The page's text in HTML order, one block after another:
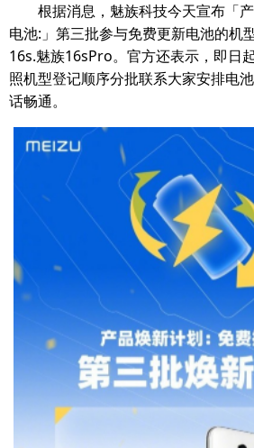
根据消息，魅族科技今天宣布「产
电池:」第三批参与免费更新电池的机
16s.魅族16sPro。官方还表示，即日
照机型登记顺序分批联系大家安排电
话畅通。